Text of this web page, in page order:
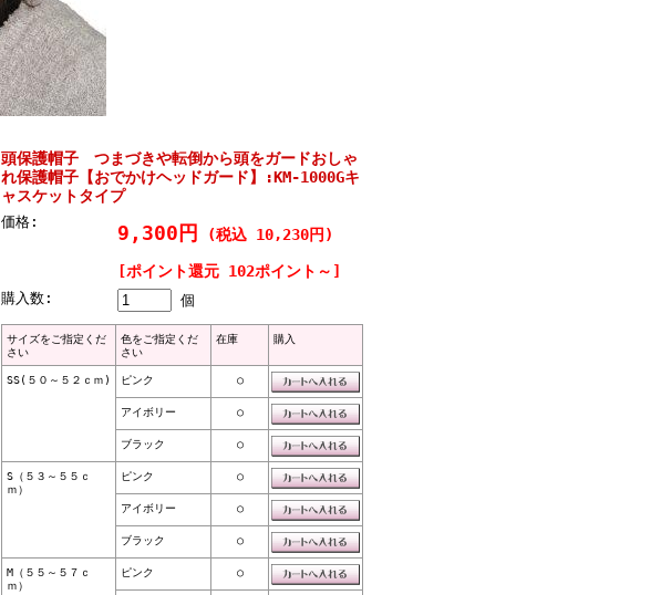
頭保護帽子 つまづきや転倒から頭をガードおしゃ
れ保護帽子【おでかけヘッドガード】:KM-1000Gキ
ャスケットタイプ
価格: 9,300円 (税込 10,230円)
[ポイント還元 102ポイント～]
購入数: 個
サイズをご指定くだ
さい
色をご指定くだ
さい
在庫 購入
SS(５０～５２ｃｍ) ピンク ○
アイボリー ○
ブラック ○
S（５３～５５ｃ
ｍ）
ピンク ○
アイボリー ○
ブラック ○
M（５５～５７ｃ
ｍ）
ピンク ○